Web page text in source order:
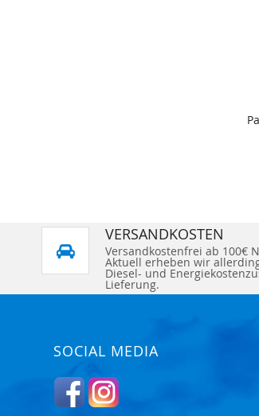
VERSANDKOSTEN
Versandkostenfrei ab 100€
Aktuell erheben wir
Diesel- und
Lieferung.
SOCIAL MEDIA